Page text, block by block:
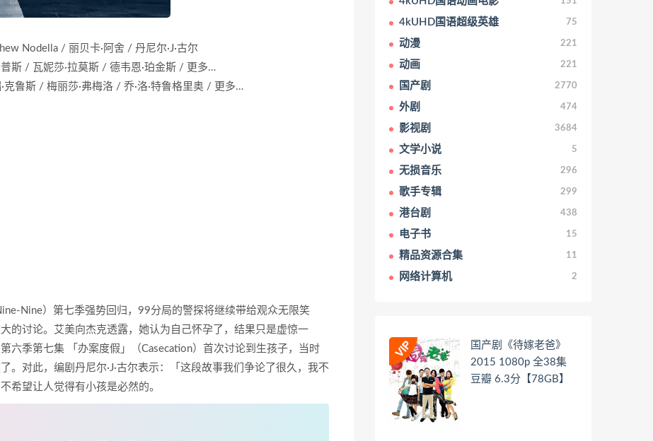
Nodella / 丽贝卡·阿舍 / 丹尼尔·J·古尔
斯 / 瓦妮莎·拉莫斯 / 德韦恩·珀金斯 / 更多…
鲁斯 / 梅丽莎·弗梅洛 / 乔·洛·特鲁格里奥 / 更多…
Nine）第七季强势回归，99分局的警探将继续带给观众无限笑
的讨论。艾美向杰克透露，她认为自己怀孕了，结果只是虚惊一
六季第七集 「办案度假」（Casecation）首次讨论到生孩子，当时
。对此，编剧丹尼尔·J·古尔表示：「这段故事我们争论了很久，我不
希望让人觉得有小孩是必然的。
4kUHD国语超级英雄 75
动漫 221
动画 221
国产剧 2770
外剧 474
影视剧 3684
文学小说 5
无损音乐 296
歌手专辑 299
港台剧 438
电子书 15
精品资源合集 11
网络计算机 2
国产剧《待嫁老爸》
2015 1080p 全38集
豆瓣 6.3分【78GB】